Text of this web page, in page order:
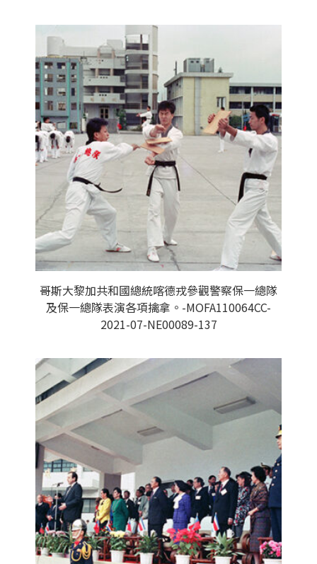
哥斯大黎加共和國總統喀德戎參觀警察保一總隊
及保一總隊表演各項擒拿。-MOFA110064CC-
2021-07-NE00089-137